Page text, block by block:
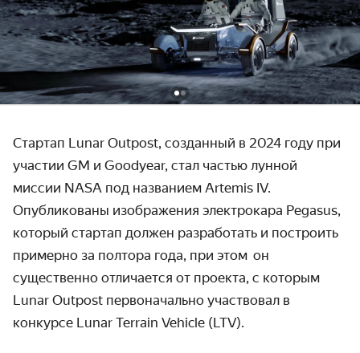
Стартап Lunar Outpost, созданный в 2024 году при
участии GM и Goodyear, стал частью лунной
миссии NASA под названием Artemis IV.
Опубликованы изображения электрокара Pegasus,
который стартап должен разработать и построить
примерно за полтора года, при этом он
существенно отличается от проекта, с которым
Lunar Outpost первоначально участвовал в
конкурсе Lunar Terrain Vehicle (LTV).